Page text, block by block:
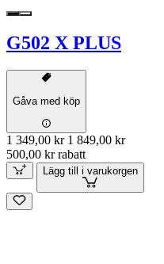
G502 X PLUS
Gåva med köp
1 349,00 kr 1 849,00 kr
500,00 kr rabatt
Lägg till i varukorgen